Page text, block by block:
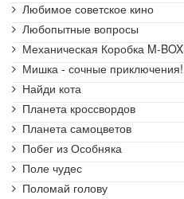
Любимое советское кино
Любопытные вопросы
Механическая Коробка M-BOX
Мишка - сочные приключения!
Найди кота
Планета кроссвордов
Планета самоцветов
Побег из Особняка
Поле чудес
Поломай голову